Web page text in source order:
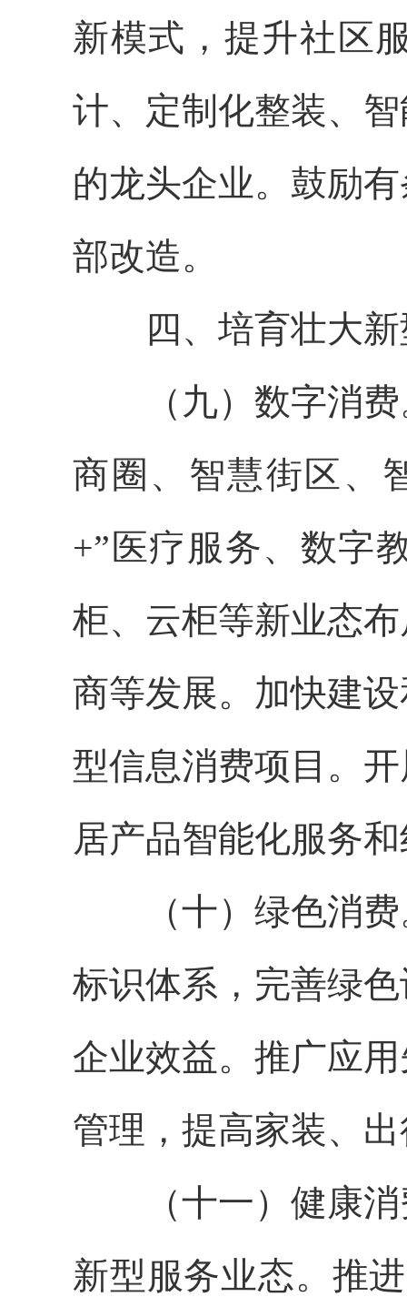
新模式，提升社区
计、定制化整装、
的龙头企业。鼓励
部改造。
四、培育壮大新
（九）数字消费
商圈、智慧街区、
+”医疗服务、数字
柜、云柜等新业态
商等发展。加快建
型信息消费项目。
居产品智能化服务
（十）绿色消费
标识体系，完善绿
企业效益。推广应
管理，提高家装、
（十一）健康消
新型服务业态。推